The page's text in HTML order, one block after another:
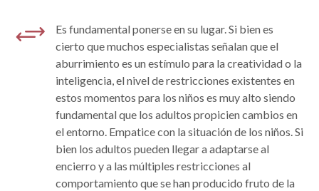
+
Es fundamental ponerse en su lugar. Si bien es
cierto que muchos especialistas señalan que el
aburrimiento es un estímulo para la creatividad o la
inteligencia, el nivel de restricciones existentes en
estos momentos para los niños es muy alto siendo
fundamental que los adultos propicien cambios en
el entorno. Empatice con la situación de los niños. Si
bien los adultos pueden llegar a adaptarse al
encierro y a las múltiples restricciones al
comportamiento que se han producido fruto de la